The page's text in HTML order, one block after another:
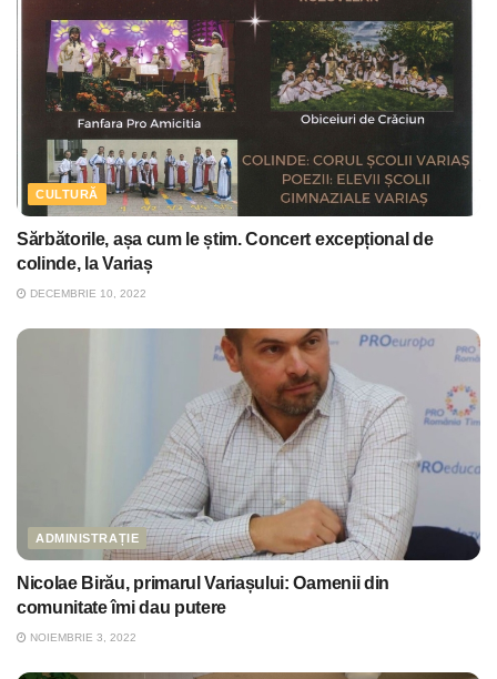
CULTURĂ
Sărbătorile, așa cum le știm. Concert excepțional de
colinde, la Variaș
DECEMBRIE 10, 2022
ADMINISTRAȚIE
Nicolae Birău, primarul Variașului: Oamenii din
comunitate îmi dau putere
NOIEMBRIE 3, 2022